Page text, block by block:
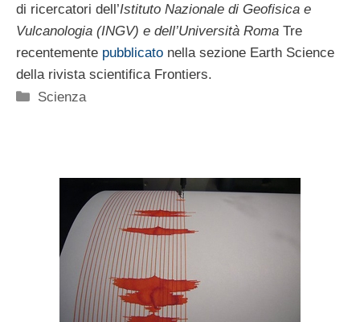
di ricercatori dell’Istituto Nazionale di Geofisica e
Vulcanologia (INGV) e dell’Università Roma Tre
recentemente pubblicato nella sezione Earth Science
della rivista scientifica Frontiers.
Categorie
Scienza